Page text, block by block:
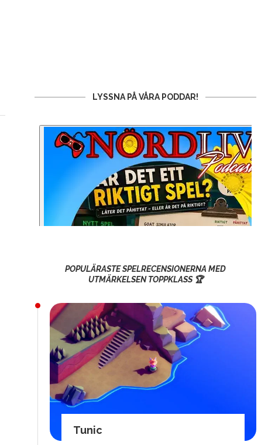
LYSSNA PÅ VÅRA PODDAR!
POPULÄRASTE SPELRECENSIONERNA MED
UTMÄRKELSEN TOPPKLASS 🏆
Tunic